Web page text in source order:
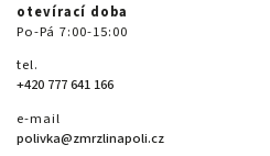
otevírací doba
Po-Pá 7:00-15:00
tel.
+420 777 641 166
e-mail
polivka@zmrzlinapoli.cz